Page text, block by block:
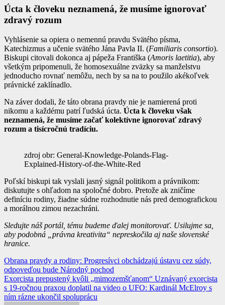
Úcta k človeku neznamená, že musíme ignorovať
zdravý rozum
Vyhlásenie sa opiera o nemennú pravdu Svätého písma,
Katechizmus a učenie svätého Jána Pavla II. (Familiaris consortio).
Biskupi citovali dokonca aj pápeža Františka (Amoris laetitia), aby
všetkým pripomenuli, že homosexuálne zväzky sa manželstvu
jednoducho rovnať nemôžu, nech by sa na to použilo akékoľvek
právnické zaklínadlo.
Na záver dodali, že táto obrana pravdy nie je namierená proti
nikomu a každému patrí ľudská úcta. Úcta k človeku však
neznamená, že musíme začať kolektívne ignorovať zdravý
rozum a tisícročnú tradíciu.
zdroj obr: General-Knowledge-Polands-Flag-
Explained-History-of-the-White-Red
Poľskí biskupi tak vyslali jasný signál politikom a právnikom:
diskutujte s ohľadom na spoločné dobro. Pretože ak zničíme
definíciu rodiny, žiadne súdne rozhodnutie nás pred demografickou
a morálnou zimou nezachráni.
Sledujte náš portál, tému budeme ďalej monitorovať. Usilujme sa,
aby podobná „právna kreativita“ nepreskočila aj naše slovenské
hranice.
Navigácia
v
článku
Obrana pravdy a rodiny: Progresívci obchádzajú ústavu cez súdy,
odpoveďou bude Národný pochod
Exorcista prepustený kvôli „mimozemšťanom“ Uznávaný exorcista
s 19-ročnou praxou doplatil na video o UFO: Kardinál McElroy s
ním rázne ukončil spoluprácu